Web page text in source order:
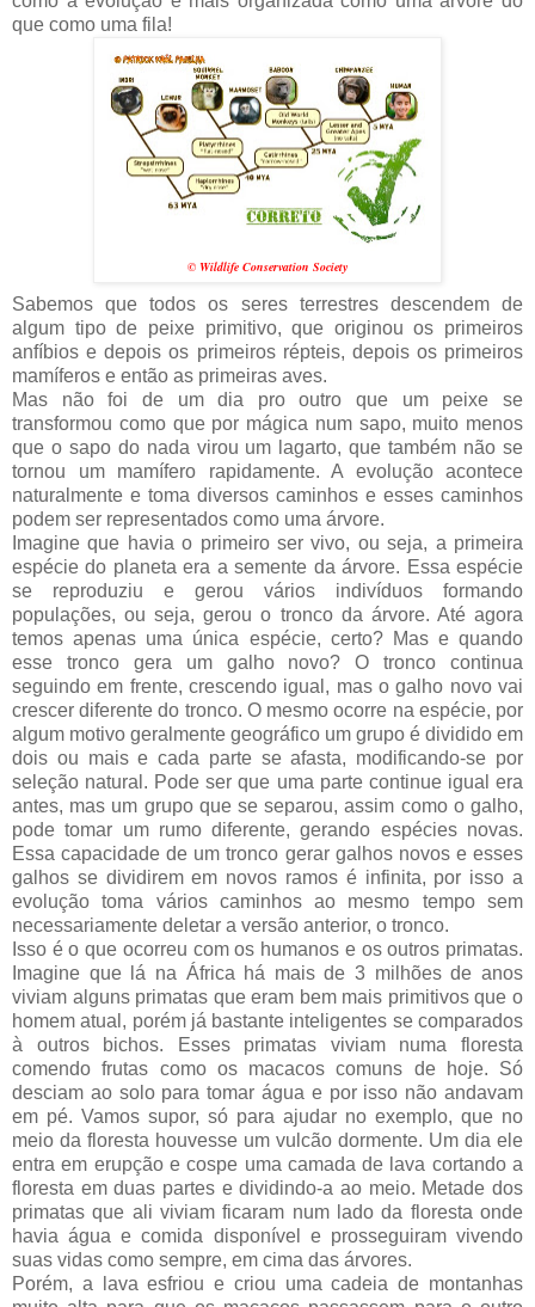
que como uma fila!
© Wildlife Conservation Society
Sabemos que todos os seres terrestres descendem de
algum tipo de peixe primitivo, que originou os primeiros
anfíbios e depois os primeiros répteis, depois os primeiros
mamíferos e então as primeiras aves.
Mas não foi de um dia pro outro que um peixe se
transformou como que por mágica num sapo, muito menos
que o sapo do nada virou um lagarto, que também não se
tornou um mamífero rapidamente. A evolução acontece
naturalmente e toma diversos caminhos e esses caminhos
podem ser representados como uma árvore.
Imagine que havia o primeiro ser vivo, ou seja, a primeira
espécie do planeta era a semente da árvore. Essa espécie
se reproduziu e gerou vários indivíduos formando
populações, ou seja, gerou o tronco da árvore. Até agora
temos apenas uma única espécie, certo? Mas e quando
esse tronco gera um galho novo? O tronco continua
seguindo em frente, crescendo igual, mas o galho novo vai
crescer diferente do tronco. O mesmo ocorre na espécie, por
algum motivo geralmente geográfico um grupo é dividido em
dois ou mais e cada parte se afasta, modificando-se por
seleção natural. Pode ser que uma parte continue igual era
antes, mas um grupo que se separou, assim como o galho,
pode tomar um rumo diferente, gerando espécies novas.
Essa capacidade de um tronco gerar galhos novos e esses
galhos se dividirem em novos ramos é infinita, por isso a
evolução toma vários caminhos ao mesmo tempo sem
necessariamente deletar a versão anterior, o tronco.
Isso é o que ocorreu com os humanos e os outros primatas.
Imagine que lá na África há mais de 3 milhões de anos
viviam alguns primatas que eram bem mais primitivos que o
homem atual, porém já bastante inteligentes se comparados
à outros bichos. Esses primatas viviam numa floresta
comendo frutas como os macacos comuns de hoje. Só
desciam ao solo para tomar água e por isso não andavam
em pé. Vamos supor, só para ajudar no exemplo, que no
meio da floresta houvesse um vulcão dormente. Um dia ele
entra em erupção e cospe uma camada de lava cortando a
floresta em duas partes e dividindo-a ao meio. Metade dos
primatas que ali viviam ficaram num lado da floresta onde
havia água e comida disponível e prosseguiram vivendo
suas vidas como sempre, em cima das árvores.
Porém, a lava esfriou e criou uma cadeia de montanhas